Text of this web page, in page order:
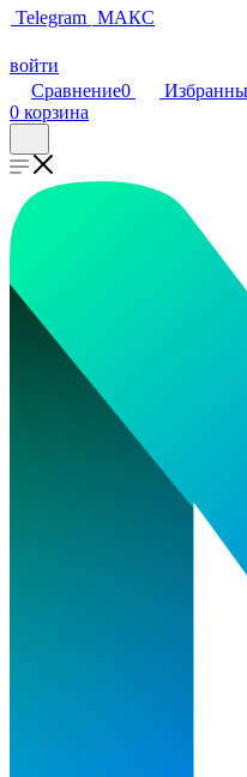
Telegram МАКС
войти
Сравнение0
0 корзина